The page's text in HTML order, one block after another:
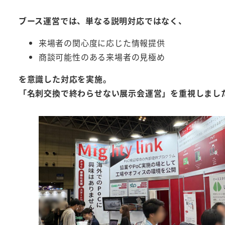
ブース運営では、単なる説明対応ではなく、
来場者の関心度に応じた情報提供
商談可能性のある来場者の見極め
を意識した対応を実施。
「名刺交換で終わらせない展示会運営」を重視しまし